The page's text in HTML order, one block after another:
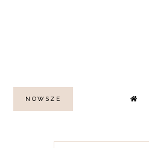
NOWSZE